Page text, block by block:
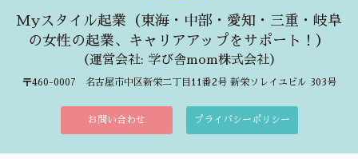
Myスタイル起業（東海・中部・愛知・三重・岐阜
の女性の起業、キャリアアップをサポート！）
（運営会社: 学び舎mom株式会社）
〒460-0007 名古屋市中区新栄二丁目11番2号 新栄ソレイユビル 303号
お問い合わせ プライバシーポリシー